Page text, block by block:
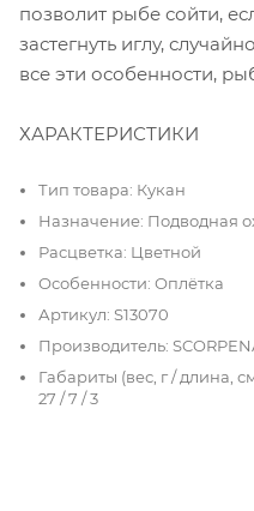
позволит рыбе сойти,
застегнуть иглу,
все эти особенности,
ХАРАКТЕРИСТИКИ
Тип товара: Кукан
Назначение: Подводная
Расцветка: Цветной
Особенности: Оплётка
Артикул: S13070
Производитель:
Габариты (вес, г / длина,
27 / 7 / 3